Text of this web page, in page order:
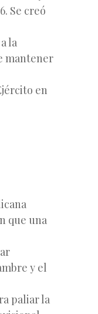
Se creó
la
mantener
en
que una
y el
paliar la